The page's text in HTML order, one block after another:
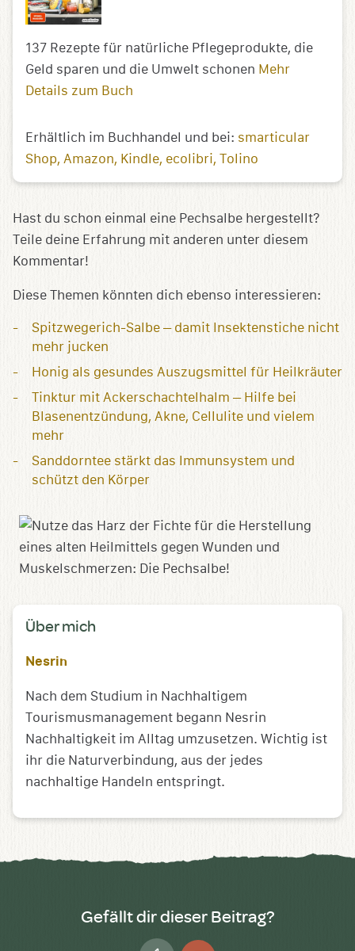
137 Rezepte für natürliche Pflegeprodukte, die
Geld sparen und die Umwelt schonen Mehr
Details zum Buch
Erhältlich im Buchhandel und bei: smarticular
Shop Amazon Kindle ecolibri Tolino
Hast du schon einmal eine Pechsalbe hergestellt?
Teile deine Erfahrung mit anderen unter diesem
Kommentar!
Diese Themen könnten dich ebenso interessieren:
Spitzwegerich-Salbe – damit Insektenstiche nicht
mehr jucken
Honig als gesundes Auszugsmittel für Heilkräuter
Tinktur mit Ackerschachtelhalm – Hilfe bei
Blasenentzündung, Akne, Cellulite und vielem
mehr
Sanddorntee stärkt das Immunsystem und
schützt den Körper
Über mich
Nesrin
Nach dem Studium in Nachhaltigem
Tourismusmanagement begann Nesrin
Nachhaltigkeit im Alltag umzusetzen. Wichtig ist
ihr die Naturverbindung, aus der jedes
nachhaltige Handeln entspringt.
Gefällt dir dieser Beitrag?